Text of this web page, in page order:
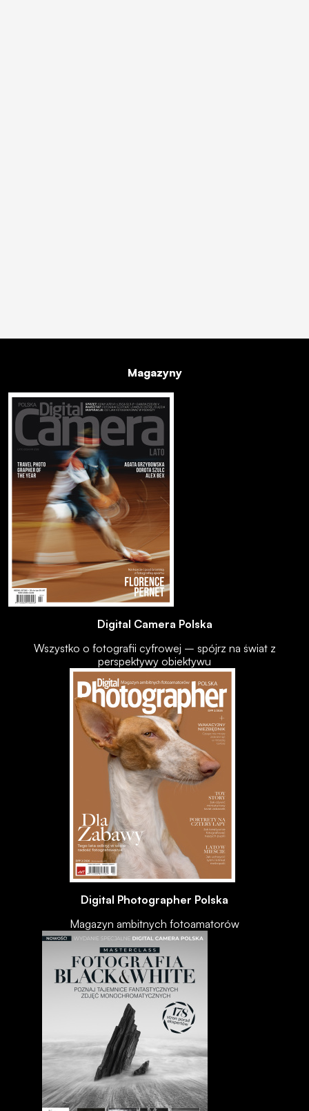
Magazyny
Digital Camera Polska
Wszystko o fotografii cyfrowej – spójrz na świat z
perspektywy obiektywu
Digital Photographer Polska
Magazyn ambitnych fotoamatorów